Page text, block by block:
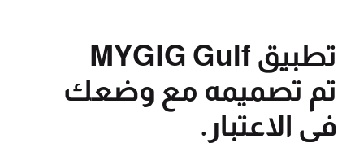
تطبيق MYGIG Gulf
تم تصميمه مع وضعك
في الاعتبار.